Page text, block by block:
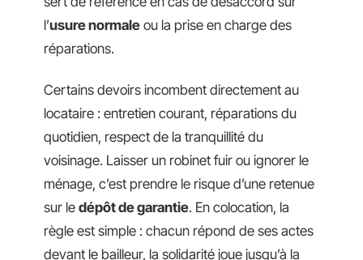
l’usure normale ou la prise en charge des
réparations.
Certains devoirs incombent directement au
locataire : entretien courant, réparations du
quotidien, respect de la tranquillité du
voisinage. Laisser un robinet fuir ou ignorer le
ménage, c’est prendre le risque d’une retenue
sur le dépôt de garantie. En colocation, la
règle est simple : chacun répond de ses actes
devant le bailleur, la solidarité joue jusqu’à la